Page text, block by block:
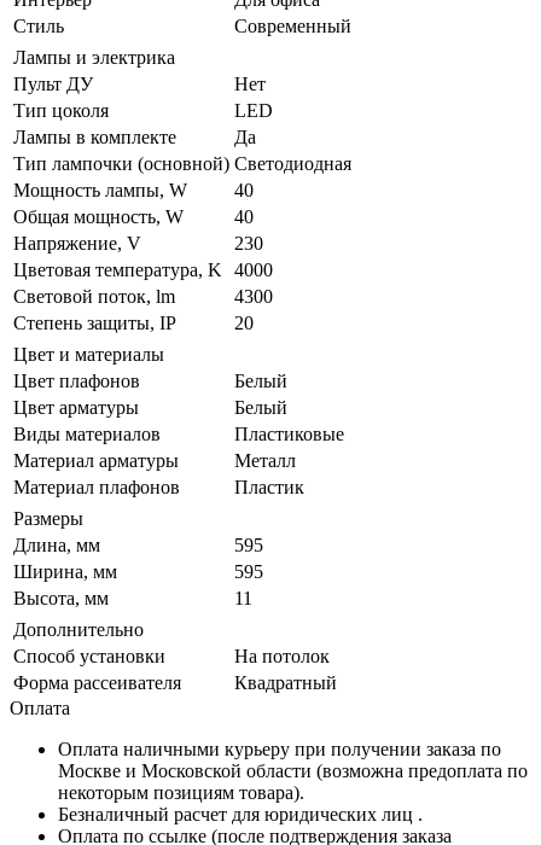
Стиль
Современный
Лампы и электрика
Пульт ДУ
Нет
Тип цоколя
LED
Лампы в комплекте
Да
Тип лампочки (основной) Светодиодная
Мощность лампы, W
40
Общая мощность, W
40
Напряжение, V
230
Цветовая температура, K
4000
Световой поток, lm
4300
Степень защиты, IP
20
Цвет и материалы
Цвет плафонов
Белый
Цвет арматуры
Белый
Виды материалов
Пластиковые
Материал арматуры
Металл
Материал плафонов
Пластик
Размеры
Длина, мм
595
Ширина, мм
595
Высота, мм
11
Дополнительно
Способ установки
На потолок
Форма рассеивателя
Квадратный
Оплата
Оплата наличными курьеру при получении заказа по
Москве и Московской области (возможна предоплата по
некоторым позициям товара).
Безналичный расчет для юридических лиц .
Оплата по ссылке (после подтверждения заказа